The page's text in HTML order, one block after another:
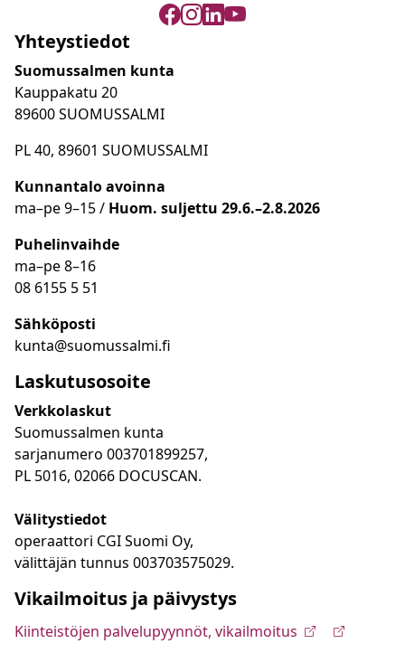
Yhteystiedot
Suomussalmen kunta
Kauppakatu 20
89600 SUOMUSSALMI
PL 40, 89601 SUOMUSSALMI
Kunnantalo avoinna
ma–pe 9–15 / Huom. suljettu 29.6.–2.8.2026
Puhelinvaihde
ma–pe 8–16
08 6155 5 51
Sähköposti
kunta@suomussalmi.fi
Laskutusosoite
Verkkolaskut
Suomussalmen kunta
sarjanumero 003701899257,
PL 5016, 02066 DOCUSCAN.
Välitystiedot
operaattori CGI Suomi Oy,
välittäjän tunnus 003703575029.
Vikailmoitus ja päivystys
Kiinteistöjen palvelupyynnöt, vikailmoitus